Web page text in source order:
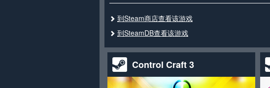
到Steam商店查看该游戏
到SteamDB查看该游戏
Control Craft 3